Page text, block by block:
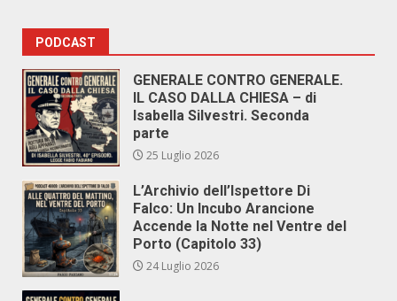
PODCAST
GENERALE CONTRO GENERALE.
IL CASO DALLA CHIESA – di
Isabella Silvestri. Seconda
parte
25 Luglio 2026
L’Archivio dell’Ispettore Di
Falco: Un Incubo Arancione
Accende la Notte nel Ventre del
Porto (Capitolo 33)
24 Luglio 2026